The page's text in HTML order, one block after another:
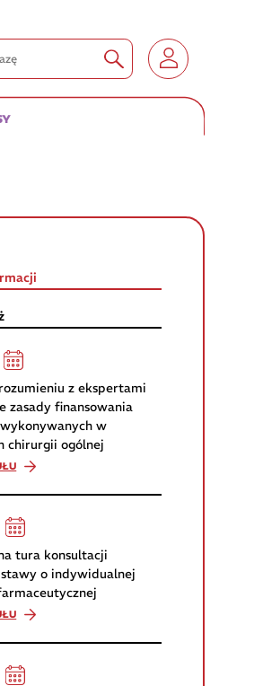
z ekspertami
zasady finansowania
w
chirurgii ogólnej
tura konsultacji
o indywidualnej